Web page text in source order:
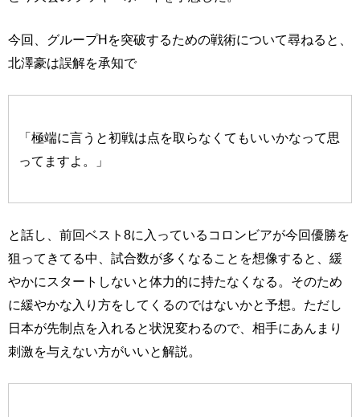
今回、グループHを突破するための戦術について尋ねると、
北澤豪は誤解を承知で
「極端に言うと初戦は点を取らなくてもいいかなって思
ってますよ。」
と話し、前回ベスト8に入っているコロンビアが今回優勝を
狙ってきてる中、試合数が多くなることを想像すると、緩
やかにスタートしないと体力的に持たなくなる。そのため
に緩やかな入り方をしてくるのではないかと予想。ただし
日本が先制点を入れると状況変わるので、相手にあんまり
刺激を与えない方がいいと解説。